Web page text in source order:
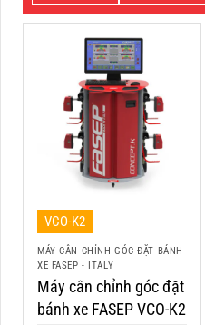
VCO-K2
MÁY CÂN CHỈNH GÓC ĐẶT BÁNH
XE FASEP - ITALY
Máy cân chỉnh góc đặt
bánh xe FASEP VCO-K2